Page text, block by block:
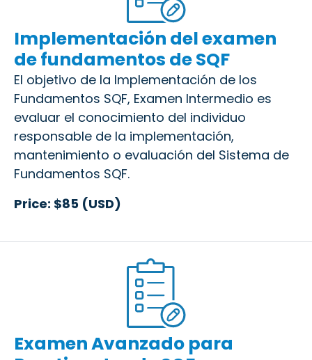
Implementación del examen
de fundamentos de SQF
El objetivo de la Implementación de los
Fundamentos SQF, Examen Intermedio es
evaluar el conocimiento del individuo
responsable de la implementación,
mantenimiento o evaluación del Sistema de
Fundamentos SQF.
Price: $85 (USD)
Examen Avanzado para